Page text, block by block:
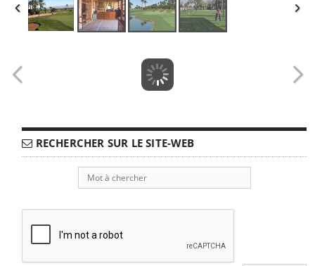
RECHERCHER SUR LE SITE-WEB